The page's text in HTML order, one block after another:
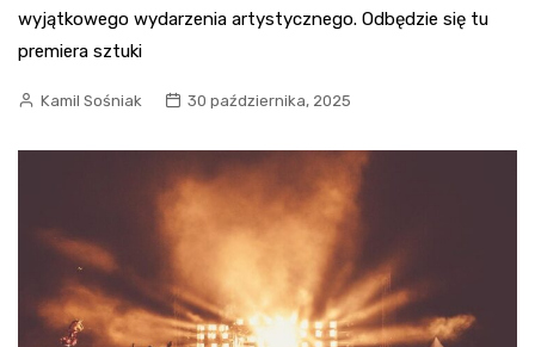
wyjątkowego wydarzenia artystycznego. Odbędzie się tu
premiera sztuki
Kamil Sośniak 30 października, 2025